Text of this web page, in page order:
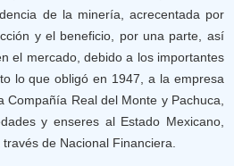
de la minería, acrecentada por
y el beneficio, por una parte, así
el mercado, debido a los importantes
lo que obligó en 1947, a la empresa
Compañía Real del Monte y Pachuca,
y enseres al Estado Mexicano,
de Nacional Financiera.